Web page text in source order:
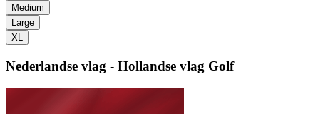
Medium
Large
XL
Nederlandse vlag - Hollandse vlag Golf